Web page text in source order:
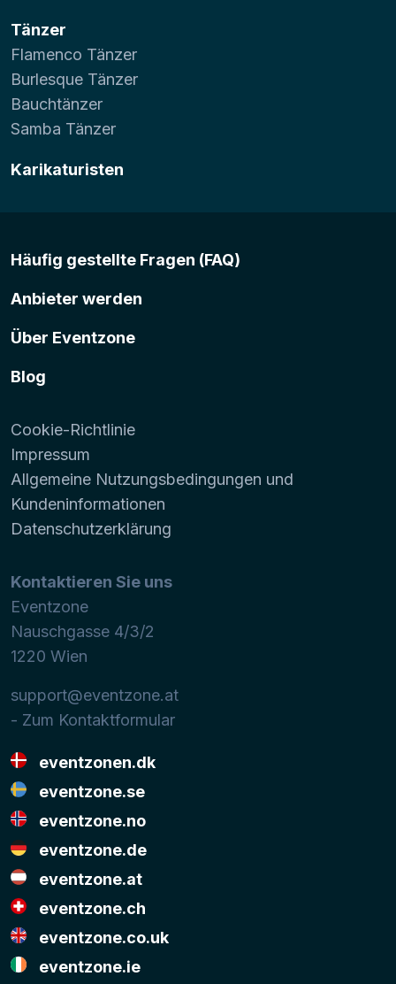
Tänzer
Flamenco Tänzer
Burlesque Tänzer
Bauchtänzer
Samba Tänzer
Karikaturisten
Häufig gestellte Fragen (FAQ)
Anbieter werden
Über Eventzone
Blog
Cookie-Richtlinie
Impressum
Allgemeine Nutzungsbedingungen und
Kundeninformationen
Datenschutzerklärung
Kontaktieren Sie uns
Eventzone
Nauschgasse 4/3/2
1220 Wien
support@eventzone.at
- Zum Kontaktformular
eventzonen.dk
eventzone.se
eventzone.no
eventzone.de
eventzone.at
eventzone.ch
eventzone.co.uk
eventzone.ie